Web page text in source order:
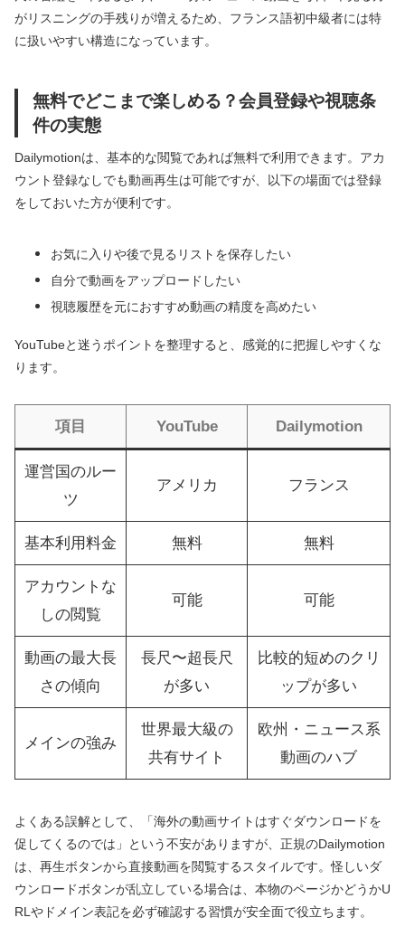
がリスニングの手残りが増えるため、フランス語初中級者には特
に扱いやすい構造になっています。
無料でどこまで楽しめる？会員登録や視聴条
件の実態
Dailymotionは、基本的な閲覧であれば無料で利用できます。アカ
ウント登録なしでも動画再生は可能ですが、以下の場面では登録
をしておいた方が便利です。
お気に入りや後で見るリストを保存したい
自分で動画をアップロードしたい
視聴履歴を元におすすめ動画の精度を高めたい
YouTubeと迷うポイントを整理すると、感覚的に把握しやすくな
ります。
項目 YouTube Dailymotion
運営国のルー
ツ
アメリカ フランス
基本利用料金 無料 無料
アカウントな
しの閲覧
可能 可能
動画の最大長
さの傾向
長尺〜超長尺
が多い
比較的短めのクリ
ップが多い
メインの強み
世界最大級の
共有サイト
欧州・ニュース系
動画のハブ
よくある誤解として、「海外の動画サイトはすぐダウンロードを
促してくるのでは」という不安がありますが、正規のDailymotion
は、再生ボタンから直接動画を閲覧するスタイルです。怪しいダ
ウンロードボタンが乱立している場合は、本物のページかどうかU
RLやドメイン表記を必ず確認する習慣が安全面で役立ちます。